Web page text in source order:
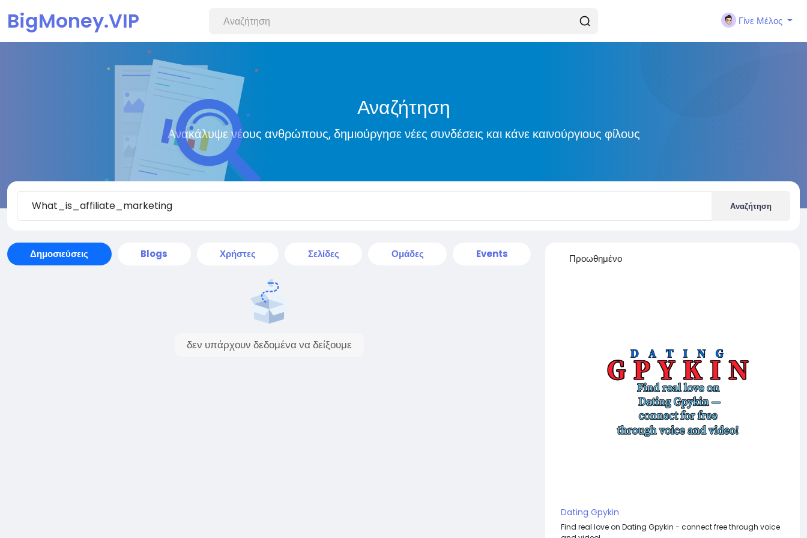
BigMoney.VIP Γίνε Μέλος
Αναζήτηση
Ανακάλυψε νέους ανθρώπους, δημιούργησε νέες συνδέσεις και κάνε καινούργιους φίλους
Αναζήτηση
Δημοσιεύσεις Blogs Χρήστες Σελίδες Ομάδες Events
δεν υπάρχουν δεδομένα να δείξουμε
Προωθημένο
Dating Gpykin
Find real love on Dating Gpykin - connect free through voice